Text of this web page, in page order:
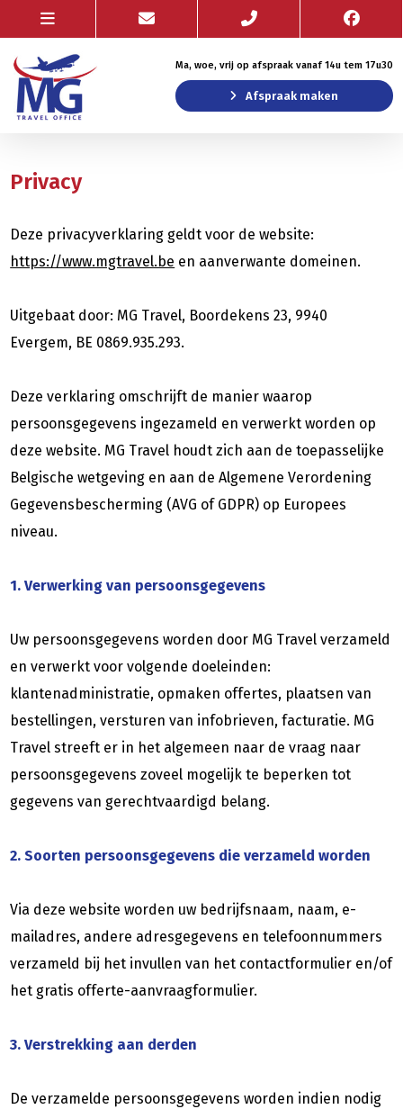
Ma, woe, vrij op afspraak vanaf 14u tem 17u30
Afspraak maken
Privacy
Deze privacyverklaring geldt voor de website:
https://www.mgtravel.be en aanverwante domeinen.
Uitgebaat door: MG Travel, Boordekens 23, 9940
Evergem, BE 0869.935.293.
Deze verklaring omschrijft de manier waarop
persoonsgegevens ingezameld en verwerkt worden op
deze website. MG Travel houdt zich aan de toepasselijke
Belgische wetgeving en aan de Algemene Verordening
Gegevensbescherming (AVG of GDPR) op Europees
niveau.
1. Verwerking van persoonsgegevens
Uw persoonsgegevens worden door MG Travel verzameld
en verwerkt voor volgende doeleinden:
klantenadministratie, opmaken offertes, plaatsen van
bestellingen, versturen van infobrieven, facturatie. MG
Travel streeft er in het algemeen naar de vraag naar
persoonsgegevens zoveel mogelijk te beperken tot
gegevens van gerechtvaardigd belang.
2. Soorten persoonsgegevens die verzameld worden
Via deze website worden uw bedrijfsnaam, naam, e-
mailadres, andere adresgegevens en telefoonnummers
verzameld bij het invullen van het contactformulier en/of
het gratis offerte-aanvraagformulier.
3. Verstrekking aan derden
De verzamelde persoonsgegevens worden indien nodig